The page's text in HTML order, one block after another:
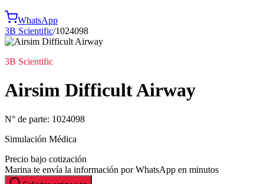
WhatsApp
3B Scientific/1024098
3B Scientific
Airsim Difficult Airway
N° de parte: 1024098
Simulación Médica
Precio bajo cotización
Marina te envía la información por WhatsApp en minutos